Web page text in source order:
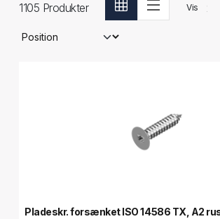
1105 Produkter Vis
Pladeskr. forsænket ISO 14586 TX, A2